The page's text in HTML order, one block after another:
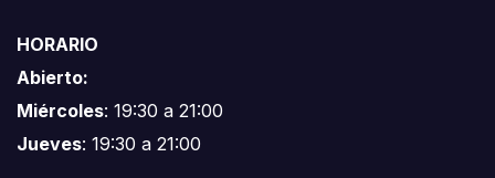
HORARIO
Abierto:
Miércoles: 19:30 a 21:00
Jueves: 19:30 a 21:00